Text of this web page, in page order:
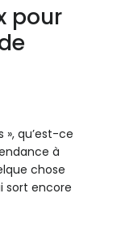
pour
», qu’est-ce
à
chose
sort encore